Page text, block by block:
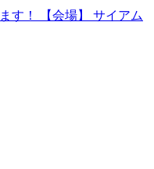
す！ 【会場】 サイアム